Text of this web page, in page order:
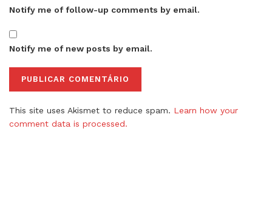
Notify me of follow-up comments by email.
Notify me of new posts by email.
This site uses Akismet to reduce spam. Learn how your
comment data is processed.